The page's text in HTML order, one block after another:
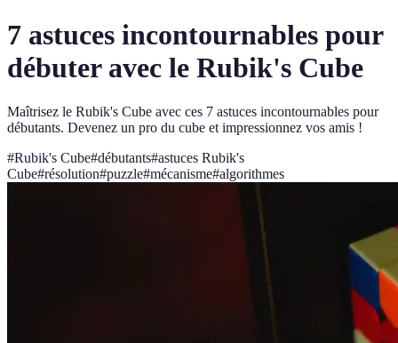
7 astuces incontournables pour
débuter avec le Rubik's Cube
Maîtrisez le Rubik's Cube avec ces 7 astuces incontournables pour
débutants. Devenez un pro du cube et impressionnez vos amis !
#Rubik's Cube#débutants#astuces Rubik's
Cube#résolution#puzzle#mécanisme#algorithmes